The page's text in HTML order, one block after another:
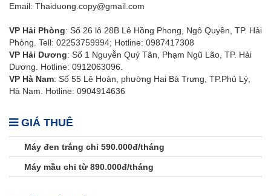
Email: Thaiduong.copy@gmail.com
VP Hải Phòng: Số 26 lô 28B Lê Hồng Phong, Ngô Quyền, TP. Hải
Phòng. Tell: 02253759994; Hotline: 0987417308
VP Hải Dương: Số 1 Nguyễn Quý Tân, Phạm Ngũ Lão, TP. Hải
Dương. Hotline: 0912063096.
VP Hà Nam: Số 55 Lê Hoàn, phường Hai Bà Trưng, TP.Phủ Lý,
Hà Nam. Hotline: 0904914636
GIÁ THUÊ
Máy đen trắng chỉ 590.000đ/tháng
Máy mầu chỉ từ 890.000đ/tháng